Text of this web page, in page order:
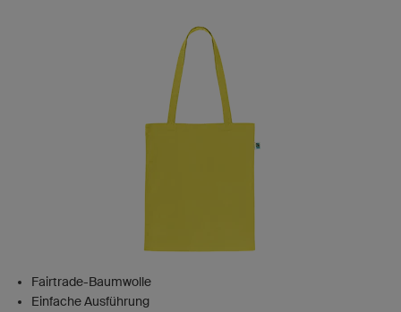
Fairtrade-Baumwolle
Einfache Ausführung